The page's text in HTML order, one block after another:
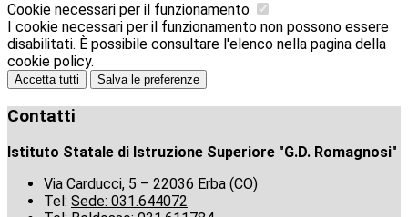
Cookie necessari per il funzionamento
I cookie necessari per il funzionamento non possono essere
disabilitati. È possibile consultare l'elenco nella pagina della
cookie policy.
Accetta tutti Salva le preferenze
Contatti
Istituto Statale di Istruzione Superiore "G.D. Romagnosi"
Via Carducci, 5 – 22036 Erba (CO)
Tel: Sede: 031.644072